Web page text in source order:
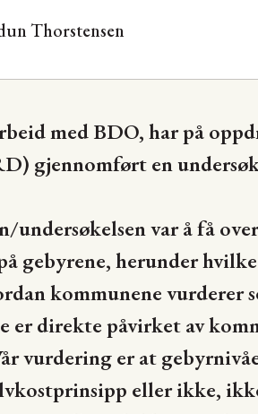
Thorstensen
med BDO, har på
gjennomført en
var å få
gebyrene, herunder
kommunene vurderer
direkte påvirket av
vurdering er at
eller ikke,